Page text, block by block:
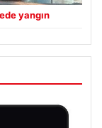
yangın